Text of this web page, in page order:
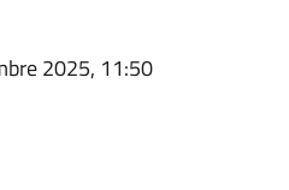
2025, 11:50